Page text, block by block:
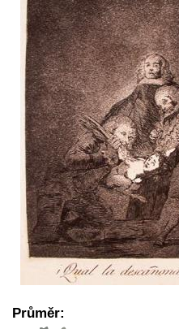
Průměr: